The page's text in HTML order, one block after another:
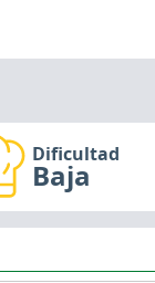
Dificultad
Baja